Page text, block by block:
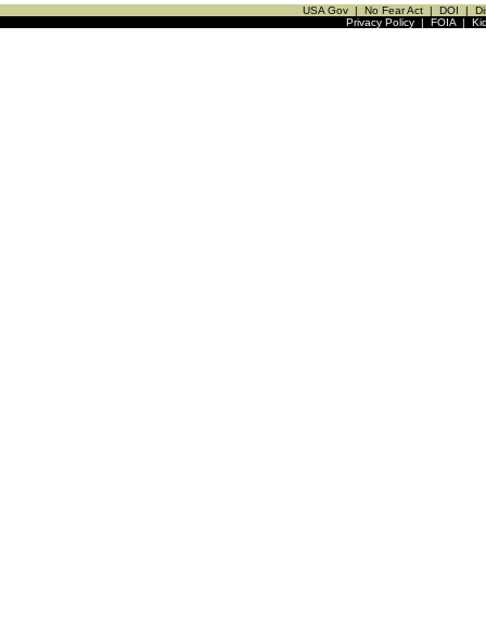
USA Gov | No Fear Act | DOI |
Privacy Policy| FOIA|